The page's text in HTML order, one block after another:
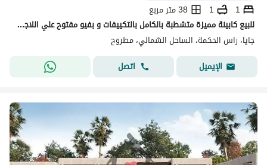
1
1
38 متر مربع
للبيع كابينة مميزة متشطبة بالكامل بالتكييفات و بفيو مفتوح علي اللاجون بحري بخدمات فندقية من فندق كايند في جايا رأس الحكمة الساحل الشماليGaia El Sahel
جايا، راس الحكمة، الساحل الشمالي، مطروح
الإيميل
اتصل